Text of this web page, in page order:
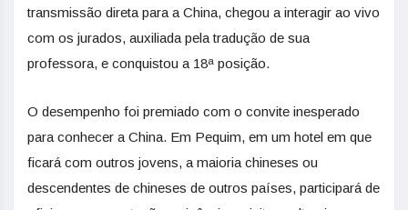
transmissão direta para a China, chegou a interagir ao vivo
com os jurados, auxiliada pela tradução de sua
professora, e conquistou a 18ª posição.
O desempenho foi premiado com o convite inesperado
para conhecer a China. Em Pequim, em um hotel em que
ficará com outros jovens, a maioria chineses ou
descendentes de chineses de outros países, participará de